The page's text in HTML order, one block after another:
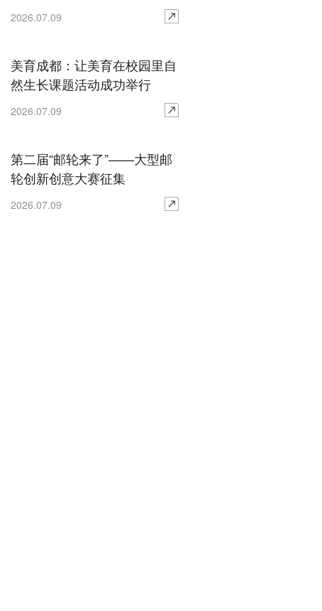
2026.07.09
美育成都：让美育在校园里自
然生长课题活动成功举行
2026.07.09
第二届“邮轮来了”——大型邮
轮创新创意大赛征集
2026.07.09